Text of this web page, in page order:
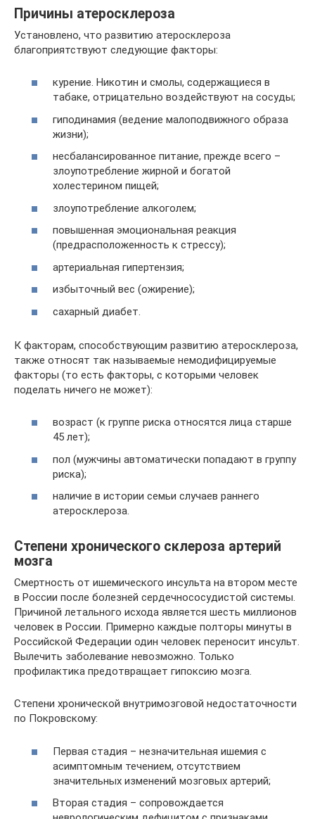
Причины атеросклероза
Установлено, что развитию атеросклероза
благоприятствуют следующие факторы:
курение. Никотин и смолы, содержащиеся в
табаке, отрицательно воздействуют на сосуды;
гиподинамия (ведение малоподвижного образа
жизни);
несбалансированное питание, прежде всего –
злоупотребление жирной и богатой
холестерином пищей;
злоупотребление алкоголем;
повышенная эмоциональная реакция
(предрасположенность к стрессу);
артериальная гипертензия;
избыточный вес (ожирение);
сахарный диабет.
К факторам, способствующим развитию атеросклероза,
также относят так называемые немодифицируемые
факторы (то есть факторы, с которыми человек
поделать ничего не может):
возраст (к группе риска относятся лица старше
45 лет);
пол (мужчины автоматически попадают в группу
риска);
наличие в истории семьи случаев раннего
атеросклероза.
Степени хронического склероза артерий
мозга
Смертность от ишемического инсульта на втором месте
в России после болезней сердечнососудистой системы.
Причиной летального исхода является шесть миллионов
человек в России. Примерно каждые полторы минуты в
Российской Федерации один человек переносит инсульт.
Вылечить заболевание невозможно. Только
профилактика предотвращает гипоксию мозга.
Степени хронической внутримозговой недостаточности
по Покровскому:
Первая стадия – незначительная ишемия с
асимптомным течением, отсутствием
значительных изменений мозговых артерий;
Вторая стадия – сопровождается